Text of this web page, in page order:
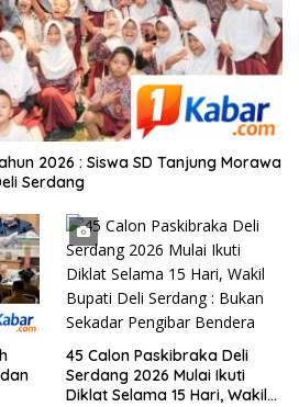
2026 : Siswa SD Tanjung Morawa
Serdang
45 Calon Paskibraka Deli
Serdang 2026 Mulai Ikuti
Diklat Selama 15 Hari, Wakil